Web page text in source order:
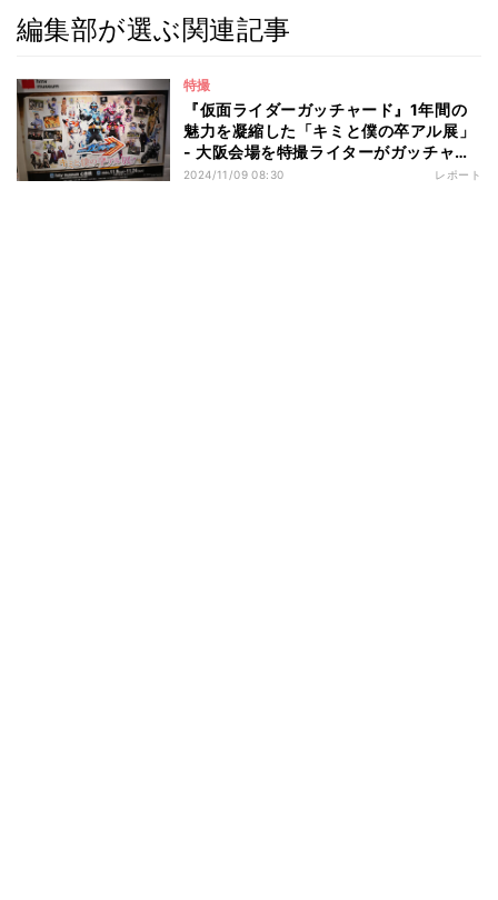
編集部が選ぶ関連記事
特撮
『仮面ライダーガッチャード』1年間の
魅力を凝縮した「キミと僕の卒アル展」
- 大阪会場を特撮ライターがガッチャレ
ポート！
2024/11/09 08:30 レポート